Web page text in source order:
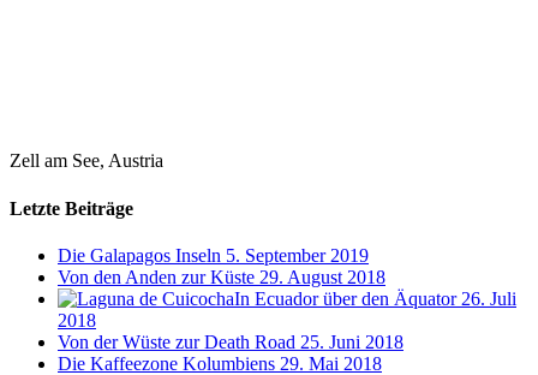
Zell am See, Austria
Letzte Beiträge
Die Galapagos Inseln 5. September 2019
Von den Anden zur Küste 29. August 2018
In Ecuador über den Äquator 26. Juli
2018
Von der Wüste zur Death Road 25. Juni 2018
Die Kaffeezone Kolumbiens 29. Mai 2018